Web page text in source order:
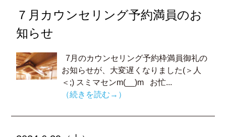
７月カウンセリング予約満員のお
知らせ
7月のカウンセリング予約枠満員御礼の
お知らせが、大変遅くなりました(＞人
＜;) スミマセンm(__)m お忙...
（続きを読む→）